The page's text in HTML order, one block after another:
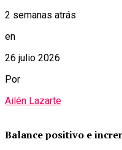
2 semanas atrás
en
26 julio 2026
Por
Ailén Lazarte
Balance positivo e